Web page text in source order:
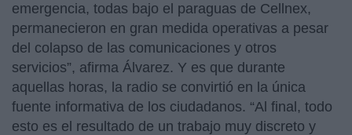
emergencia, todas bajo el paraguas de Cellnex,
permanecieron en gran medida operativas a pesar
del colapso de las comunicaciones y otros
servicios”, afirma Álvarez. Y es que durante
aquellas horas, la radio se convirtió en la única
fuente informativa de los ciudadanos. “Al final, todo
esto es el resultado de un trabajo muy discreto y